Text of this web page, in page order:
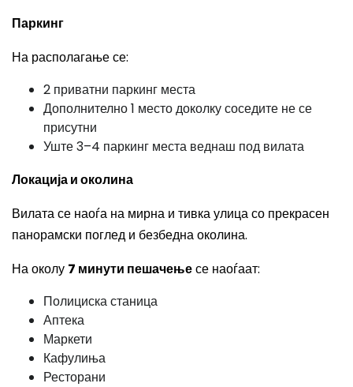
Паркинг
На располагање се:
2 приватни паркинг места
Дополнително 1 место доколку соседите не се
присутни
Уште 3–4 паркинг места веднаш под вилата
Локација и околина
Вилата се наоѓа на мирна и тивка улица со прекрасен
панорамски поглед и безбедна околина.
На околу 7 минути пешачењесе наоѓаат:
Полициска станица
Аптека
Маркети
Кафулиња
Ресторани